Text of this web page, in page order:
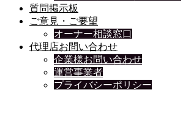
質問掲示板
ご意見・ご要望
オーナー相談窓口
代理店お問い合わせ
企業様お問い合わせ
運営事業者
プライバシーポリシー